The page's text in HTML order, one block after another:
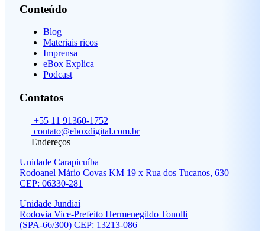
Conteúdo
Blog
Materiais ricos
Imprensa
eBox Explica
Podcast
Contatos
+55 11 91360-1752
contato@eboxdigital.com.br
Endereços
Unidade Carapicuíba
Rodoanel Mário Covas KM 19 x Rua dos Tucanos, 630
CEP: 06330-281
Unidade Jundiaí
Rodovia Vice-Prefeito Hermenegildo Tonolli
(SPA-66/300) CEP: 13213-086